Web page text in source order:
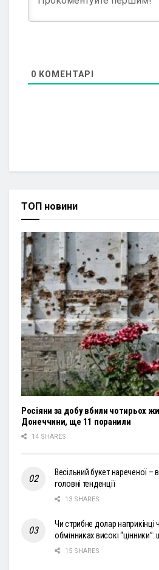
0 КОМЕНТАРІ
ТОП новини
Росіяни за добу вбили чотирьох
Донеччини, ще 11 поранили
14 SHARES
Весільний букет нареченої –
головні тенденції
13 SHARES
Чи стрибне долар наприкінці
обмінниках високі
15 SHARES